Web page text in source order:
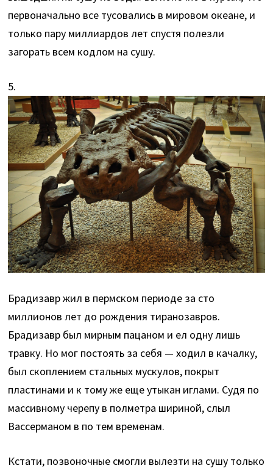
первоначально все тусовались в мировом океане, и
только пару миллиардов лет спустя полезли
загорать всем кодлом на сушу.
5.
Брадизавр жил в пермском периоде за сто
миллионов лет до рождения тиранозавров.
Брадизавр был мирным пацаном и ел одну лишь
травку. Но мог постоять за себя — ходил в качалку,
был скоплением стальных мускулов, покрыт
пластинами и к тому же еще утыкан иглами. Судя по
массивному черепу в полметра шириной, слыл
Вассерманом в по тем временам.
Кстати, позвоночные смогли вылезти на сушу только